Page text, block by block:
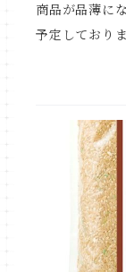
商品が品薄に
予定しており
ら、お知らせ